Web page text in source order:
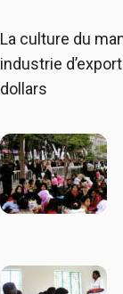
La culture du
industrie
dollars